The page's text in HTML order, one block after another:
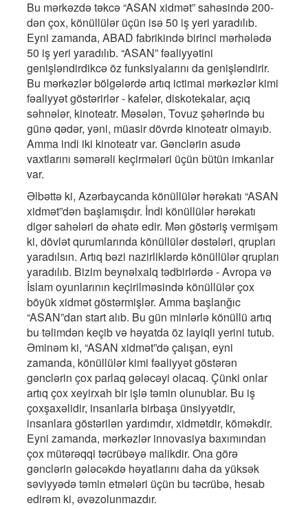
Bu mərkəzdə təkcə “ASAN xidmət” sahəsində 200-
dən çox, könüllülər üçün isə 50 iş yeri yaradılıb.
Eyni zamanda, ABAD fabrikində birinci mərhələdə
50 iş yeri yaradılıb. “ASAN” fəaliyyətini
genişləndirdikcə öz funksiyalarını da genişləndirir.
Bu mərkəzlər bölgələrdə artıq ictimai mərkəzlər kimi
fəaliyyət göstərirlər - kafelər, diskotekalar, açıq
səhnələr, kinoteatr. Məsələn, Tovuz şəhərində bu
günə qədər, yəni, müasir dövrdə kinoteatr olmayıb.
Amma indi iki kinoteatr var. Gənclərin asudə
vaxtlarını səmərəli keçirmələri üçün bütün imkanlar
var.
Əlbəttə ki, Azərbaycanda könüllülər hərəkatı “ASAN
xidmət”dən başlamışdır. İndi könüllülər hərəkatı
digər sahələri də əhatə edir. Mən göstəriş vermişəm
ki, dövlət qurumlarında könüllülər dəstələri, qrupları
yaradılsın. Artıq bəzi nazirliklərdə könüllülər qrupları
yaradılıb. Bizim beynəlxalq tədbirlərdə - Avropa və
İslam oyunlarının keçirilməsində könüllülər çox
böyük xidmət göstərmişlər. Amma başlanğıc
“ASAN”dan start alıb. Bu gün minlərlə könüllü artıq
bu təlimdən keçib və həyatda öz layiqli yerini tutub.
Əminəm ki, “ASAN xidmət”də çalışan, eyni
zamanda, könüllülər kimi fəaliyyət göstərən
gənclərin çox parlaq gələcəyi olacaq. Çünki onlar
artıq çox xeyirxah bir işlə təmin olunublar. Bu iş
çoxşaxəlidir, insanlarla birbaşa ünsiyyətdir,
insanlara göstərilən yardımdır, xidmətdir, köməkdir.
Eyni zamanda, mərkəzlər innovasiya baxımından
çox mütərəqqi təcrübəyə malikdir. Ona görə
gənclərin gələcəkdə həyatlarını daha da yüksək
səviyyədə təmin etmələri üçün bu təcrübə, hesab
edirəm ki, əvəzolunmazdır.